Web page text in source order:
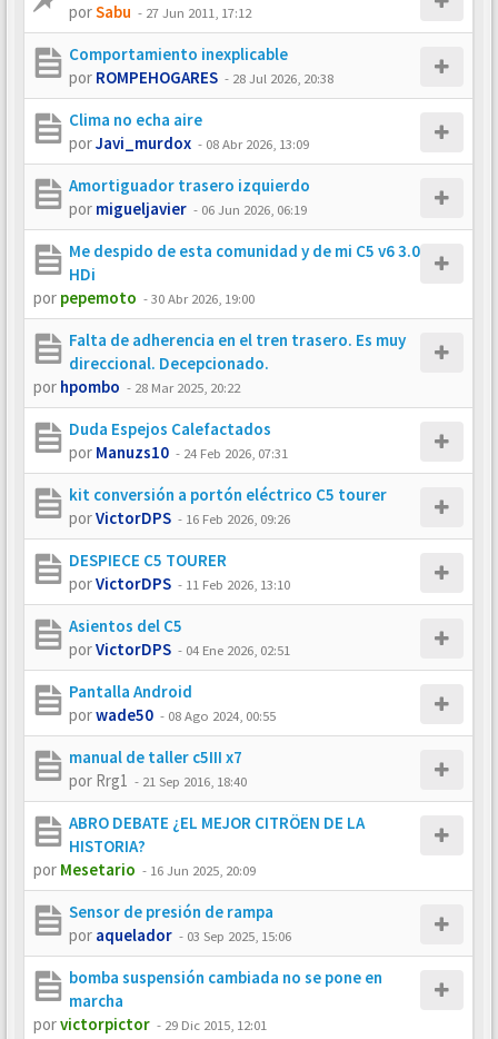
porSabu - 27 Jun 2011, 17:12
Comportamiento inexplicable
por ROMPEHOGARES - 28 Jul 2026, 20:38
Clima no echa aire
porJavi_murdox - 08 Abr 2026, 13:09
Amortiguador trasero izquierdo
por migueljavier - 06 Jun 2026, 06:19
Me despido de esta comunidad y de mi C5 v6 3.0
HDi
por pepemoto -30 Abr 2026, 19:00
Falta de adherencia en el tren trasero. Es muy
direccional. Decepcionado.
por hpombo - 28 Mar 2025, 20:22
Duda Espejos Calefactados
por Manuzs10 - 24 Feb 2026, 07:31
kit conversión a portón eléctrico C5 tourer
porVictorDPS - 16 Feb 2026, 09:26
DESPIECE C5 TOURER
porVictorDPS - 11 Feb 2026, 13:10
Asientos del C5
porVictorDPS - 04 Ene 2026, 02:51
Pantalla Android
porwade50 - 08 Ago 2024, 00:55
manual de taller c5III x7
por Rrg1 - 21 Sep 2016, 18:40
ABRO DEBATE ¿EL MEJOR CITRÖEN DE LA
HISTORIA?
por Mesetario - 16 Jun 2025, 20:09
Sensor de presión de rampa
por aquelador - 03 Sep 2025, 15:06
bomba suspensión cambiada no se pone en
marcha
porvictorpictor - 29 Dic 2015, 12:01